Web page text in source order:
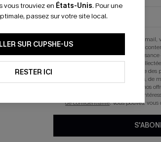
vous trouviez en États-Unis. Pour une
passez sur votre site local.
SUR CUPSHE-US
RESTER ICI
En soumettant votre adresse e-
mails marketing (y compris du
reconnaissez avoir pris connaissance
pouvons utiliser les données
technologies de suivi, telles que
savoir si ceux-ci ont été ouverts, de
personnaliser nos contenus et nos
produits susceptibles de vous
de confidentialité. Vous pouvez